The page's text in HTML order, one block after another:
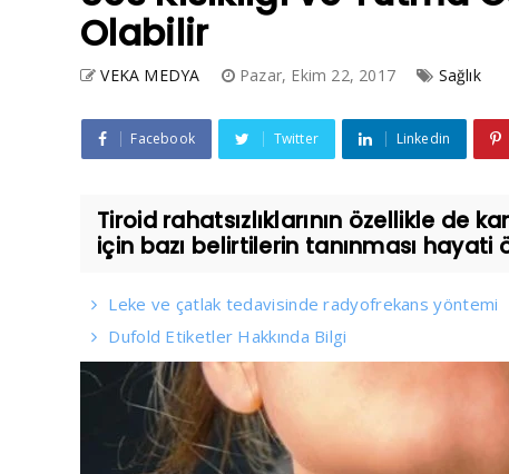
Olabilir
VEKA MEDYA Pazar, Ekim 22, 2017 Sağlık
Facebook Twitter Linkedin
Tiroid rahatsızlıklarının özellikle de
için bazı belirtilerin tanınması hayati
Leke ve çatlak tedavisinde radyofrekans yöntemi
Dufold Etiketler Hakkında Bilgi